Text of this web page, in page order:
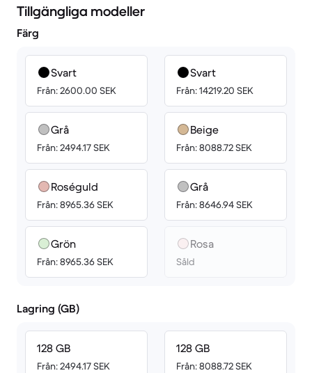
Tillgängliga modeller
Färg
Svart
Från: 2600.00 SEK
Grå
Från: 2494.17 SEK
Roséguld
Från: 8965.36 SEK
Grön
Från: 8965.36 SEK
Svart
Från: 14219.20 SEK
Beige
Från: 8088.72 SEK
Grå
Från: 8646.94 SEK
Rosa
Såld
Lagring (GB)
128 GB
Från: 2494.17 SEK
128 GB
Från: 8088.72 SEK